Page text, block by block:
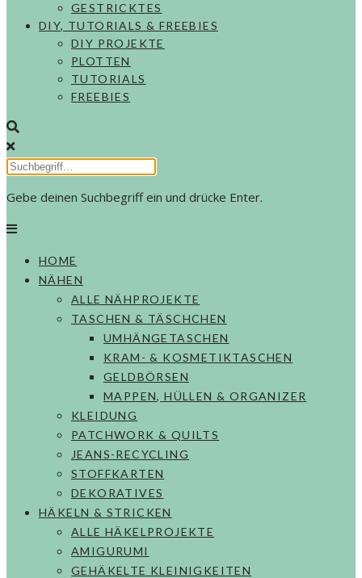
GESTRICKTES
DIY, TUTORIALS & FREEBIES
DIY PROJEKTE
PLOTTEN
TUTORIALS
FREEBIES
Gebe deinen Suchbegriff ein und drücke Enter.
HOME
NÄHEN
ALLE NÄHPROJEKTE
TASCHEN & TÄSCHCHEN
UMHÄNGETASCHEN
KRAM- & KOSMETIKTASCHEN
GELDBÖRSEN
MAPPEN, HÜLLEN & ORGANIZER
KLEIDUNG
PATCHWORK & QUILTS
JEANS-RECYCLING
STOFFKARTEN
DEKORATIVES
HÄKELN & STRICKEN
ALLE HÄKELPROJEKTE
AMIGURUMI
GEHÄKELTE KLEINIGKEITEN